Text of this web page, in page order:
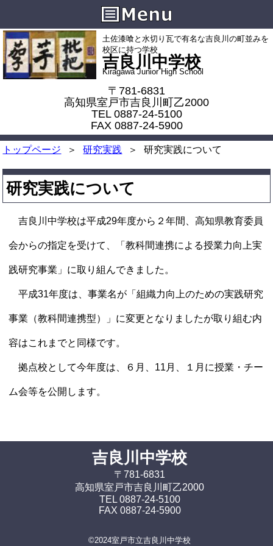
土佐漆喰と水切り瓦で有名な吉良川の町並みを
校区に持つ学校
吉良川中学校
Kiragawa Junior High School
〒781-6831
高知県室戸市吉良川町乙2000
TEL 0887-24-5100
FAX 0887-24-5900
トップページ 研究実践 研究実践について
研究実践について
吉良川中学校は平成29年度から２年間、高知県教育委員
会からの指定を受けて、「教科間連携による授業力向上実
践研究事業」に取り組んできました。
平成31年度は、事業名が「組織力向上のための実践研究
事業（教科間連携型）」に変更となりましたが取り組む内
容はこれまでと同様です。
拠点校として今年度は、６月、11月、１月に授業・チー
ム会等を公開します。
吉良川中学校
〒781-6831
高知県室戸市吉良川町乙2000
TEL 0887-24-5100
FAX 0887-24-5900
©2024室戸市立吉良川中学校